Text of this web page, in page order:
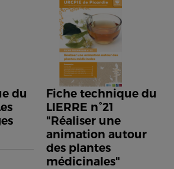
du
Fiche technique du
LIERRE n°21
"Réaliser une
animation autour
des plantes
médicinales"